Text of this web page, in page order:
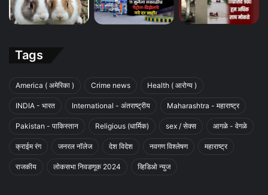
Tags
America ( अमेरिका ) Crime news Health ( आरोग्य )
INDIA - भारत International - अंतराष्ट्रीय Maharashtra - महाराष्ट्र
Pakistan - पाकिस्तान Religious (धार्मिक) sex / सेक्स आगळे - वेगळे
क्राईम रंग जनरल नॉलेज देश विदेश नवगण विश्लेषण महाराष्ट्र
राजकीय लोकसभा निवडणूक 2024 व्हिडिओ न्युज